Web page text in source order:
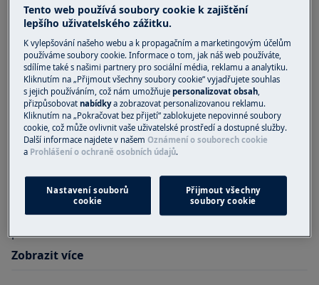
myčky...
Zobrazit více
Vrchem plněná pračka - přístup k filtru
Nelze se dostat filtru u vrchem plněné pračky. Nelze
vyčistit filtr u vrchem plněné pračky. Kde je...
Zobrazit více
Pokyny pro čištění matných povrchů
Jak čistit povrch matného panelu a dvířek trouby?
Potřebuji speciální čisticí prostředky pro matný
povrch?
Zobrazit více
Tento web používá soubory cookie k zajištění
lepšího uživatelského zážitku.
K vylepšování našeho webu a k propagačním a marketingovým účelům
používáme soubory cookie. Informace o tom, jak náš web používáte,
sdílíme také s našimi partnery pro sociální média, reklamu a analytiku.
Kliknutím na „Přijmout všechny soubory cookie“ vyjadřujete souhlas
s jejich používáním, což nám umožňujepersonalizovat obsah
přizpůsobovatnabídkya zobrazovat personalizovanou reklamu.
Kliknutím na „Pokračovat bez přijetí“ zablokujete nepovinné soubory
cookie, což může ovlivnit vaše uživatelské prostředí a dostupné služby.
Další informace najdete v našemOznámení o souborech cookie
a Prohlášení o ochraně osobních údajů.
Nastavení souborů
cookie
Přijmout všechny
soubory cookie